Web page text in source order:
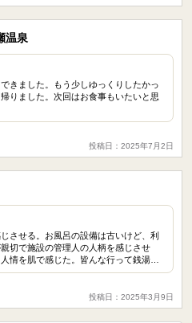
温泉
きました。もう少しゆっくりしたかっ
りました。次回はお食事もいたいと思
投稿日：2025年7月2日
させる。お風呂の設備は古いけど、利
切で施設の管理人の人柄を感じさせ
情を肌で感じた。皆んな行って銭湯…
投稿日：2025年3月9日